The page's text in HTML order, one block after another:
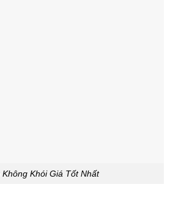
Khói Giá Tốt Nhất